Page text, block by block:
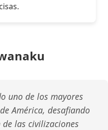
uno de los mayores
América, desafiando
las civilizaciones